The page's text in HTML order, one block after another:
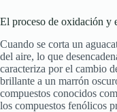
El proceso de oxidación y
Cuando se corta un
del aire, lo que
caracteriza por el cambio
brillante a un marrón
compuestos conocidos
los compuestos fenólicos